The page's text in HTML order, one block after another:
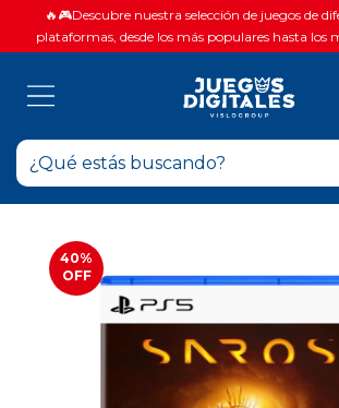
🔥🎮Descubre nuestra selección de juegos de
plataformas, desde los más populares hasta los
40%
OFF